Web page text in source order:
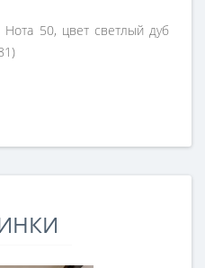
Нота 50, цвет светлый дуб